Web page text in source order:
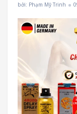
bởi: Phạm Mỹ Trinh